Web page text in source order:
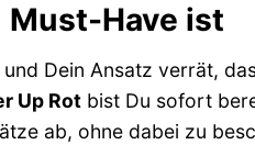
Must-Have ist
Dein Ansatz verrät,
Up Rot bist Du sofort
ab, ohne dabei zu